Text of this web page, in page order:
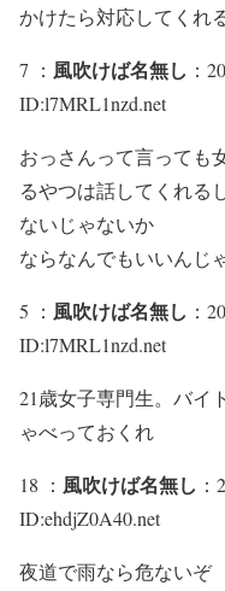
かけたら対応してくれ
7 ： 風吹けば名無し ：
ID:l7MRL1nzd.net
おっさんって言っても
るやつは話してくれる
ないじゃないか
ならなんでもいいんじ
5 ： 風吹けば名無し ：
ID:l7MRL1nzd.net
21歳女子専門生。バイ
ゃべっておくれ
18 ： 風吹けば名無し
ID:ehdjZ0A40.net
夜道で雨なら危ないぞ